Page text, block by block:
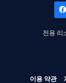
전용 리
이용 약관